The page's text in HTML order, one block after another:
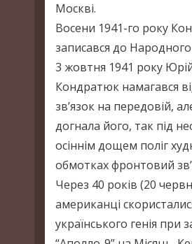
Москві.
Восени 1941-го року
записався до
3 жовтня 1941 року
Кондратюк намагався
зв’язок на передовій,
догнала його, так під
осіннім дощем поліг
обмотках фронтовий
Через 40 років (20
американці
українського генія при